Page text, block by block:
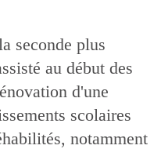
seconde plus
au début des
d'une
scolaires
notamment